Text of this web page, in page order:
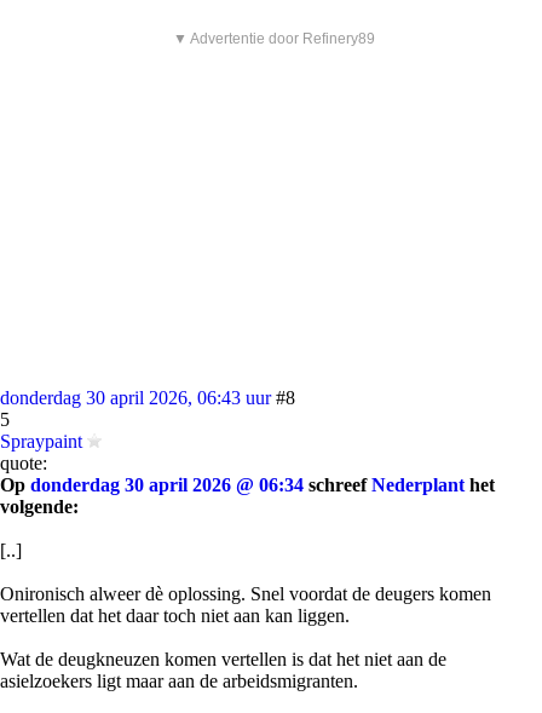
▼ Advertentie door Refinery89
donderdag 30 april 2026, 06:43 uur #8
5
Spraypaint
quote:
Op donderdag 30 april 2026 @ 06:34 schreefNederplant het
volgende:
[..]
Onironisch alweer dè oplossing. Snel voordat de deugers komen
vertellen dat het daar toch niet aan kan liggen.
Wat de deugkneuzen komen vertellen is dat het niet aan de
asielzoekers ligt maar aan de arbeidsmigranten.